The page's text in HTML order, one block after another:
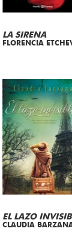
LA SIRENA
FLORENCIA
EL LAZO
CLAUDIA